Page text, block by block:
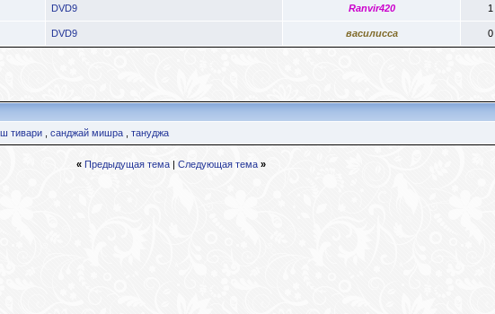
DVD9 Ranvir420 1
DVD9 василисса 0
тивари санджай мишра тануджа
« Предыдущая тема| Следующая тема »